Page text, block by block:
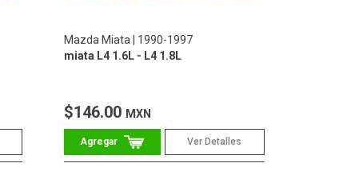
Mazda Miata
1990-1997
miata L4 1.6L - L4 1.8L
$146.00 MXN
Ver Detalles